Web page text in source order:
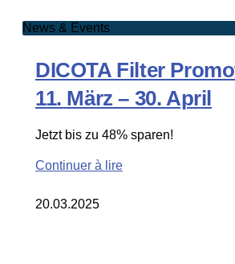
News & Events
DICOTA Filter
11. März – 30. April
Jetzt bis zu 48% sparen!
Continuer à lire
20.03.2025